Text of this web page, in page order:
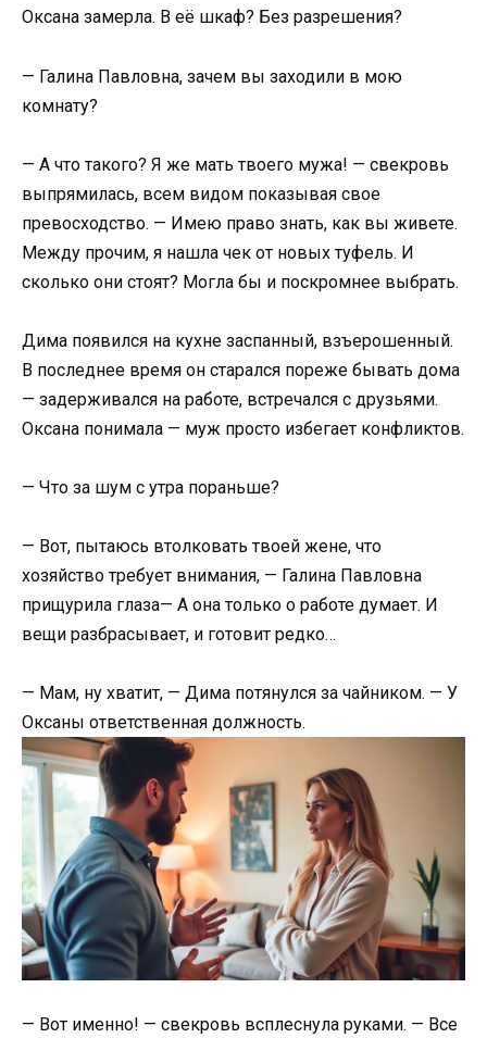
Оксана замерла. В её шкаф? Без разрешения?
— Галина Павловна, зачем вы заходили в мою
комнату?
— А что такого? Я же мать твоего мужа! — свекровь
выпрямилась, всем видом показывая свое
превосходство. — Имею право знать, как вы живете.
Между прочим, я нашла чек от новых туфель. И
сколько они стоят? Могла бы и поскромнее выбрать.
Дима появился на кухне заспанный, взъерошенный.
В последнее время он старался пореже бывать дома
— задерживался на работе, встречался с друзьями.
Оксана понимала — муж просто избегает конфликтов.
— Что за шум с утра пораньше?
— Вот, пытаюсь втолковать твоей жене, что
хозяйство требует внимания, — Галина Павловна
прищурила глаза— А она только о работе думает. И
вещи разбрасывает, и готовит редко…
— Мам, ну хватит, — Дима потянулся за чайником. — У
Оксаны ответственная должность.
— Вот именно! — свекровь всплеснула руками. — Все